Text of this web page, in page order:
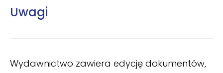
Uwagi
Wydawnictwo zawiera edycję dokumentów,